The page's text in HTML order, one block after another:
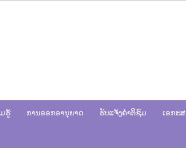
ມຮູ້ ການອອກອານຸຍາດ ຮັບແຈ້ງຄຳຕິຊົມ ເອກະ